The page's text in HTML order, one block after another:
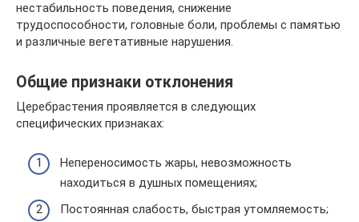
нестабильность поведения, снижение
трудоспособности, головные боли, проблемы с памятью
и различные вегетативные нарушения.
Общие признаки отклонения
Церебрастения проявляется в следующих
специфических признаках:
Непереносимость жары, невозможность
находиться в душных помещениях;
Постоянная слабость, быстрая утомляемость;